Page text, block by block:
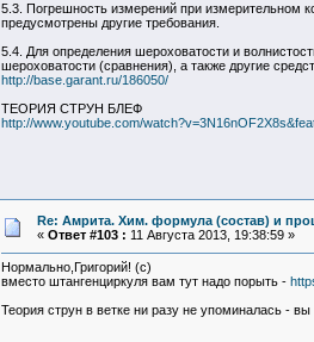
5.3. Погрешность измерений при измерительном
предусмотрены другие требования.
5.4. Для определения шероховатости и
шероховатости (сравнения), а также другие
http://base.garant.ru/186050/
ТЕОРИЯ СТРУН БЛЕФ
http://www.youtube.com/
Re: Амрита. Хим. формула (состав) и
« Ответ #103 : 11 Августа 2013, 19:38:59 »
Нормально,Григорий! (с)
вместо штангенциркуля вам тут надо порыть -
Теория струн в ветке ни разу не упоминалась -